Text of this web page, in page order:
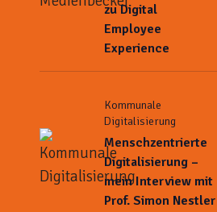
zu Digital
Employee
Experience
Kommunale
Digitalisierung
Menschzentrierte
Digitalisierung –
mein Interview mit
Prof. Simon Nestler